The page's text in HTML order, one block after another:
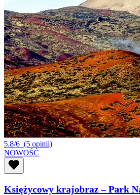
5.8/6 (5 opinii)
NOWOŚĆ
Księżycowy krajobraz – Park